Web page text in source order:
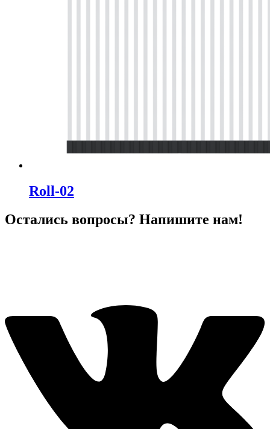
Roll-02
Остались вопросы? Напишите нам!